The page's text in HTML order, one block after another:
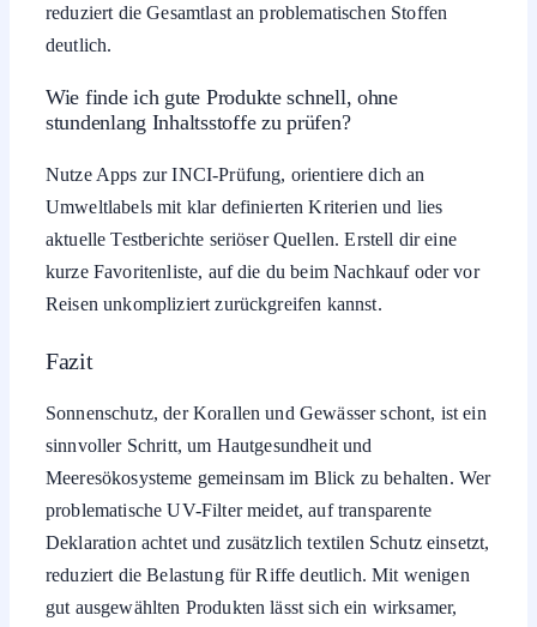
reduziert die Gesamtlast an problematischen Stoffen
deutlich.
Wie finde ich gute Produkte schnell, ohne
stundenlang Inhaltsstoffe zu prüfen?
Nutze Apps zur INCI-Prüfung, orientiere dich an
Umweltlabels mit klar definierten Kriterien und lies
aktuelle Testberichte seriöser Quellen. Erstell dir eine
kurze Favoritenliste, auf die du beim Nachkauf oder vor
Reisen unkompliziert zurückgreifen kannst.
Fazit
Sonnenschutz, der Korallen und Gewässer schont, ist ein
sinnvoller Schritt, um Hautgesundheit und
Meeresökosysteme gemeinsam im Blick zu behalten. Wer
problematische UV-Filter meidet, auf transparente
Deklaration achtet und zusätzlich textilen Schutz einsetzt,
reduziert die Belastung für Riffe deutlich. Mit wenigen
gut ausgewählten Produkten lässt sich ein wirksamer,